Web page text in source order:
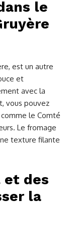
le
est un autre
et
avec la
vous pouvez
le Comté
Le fromage
texture filante
et des
la